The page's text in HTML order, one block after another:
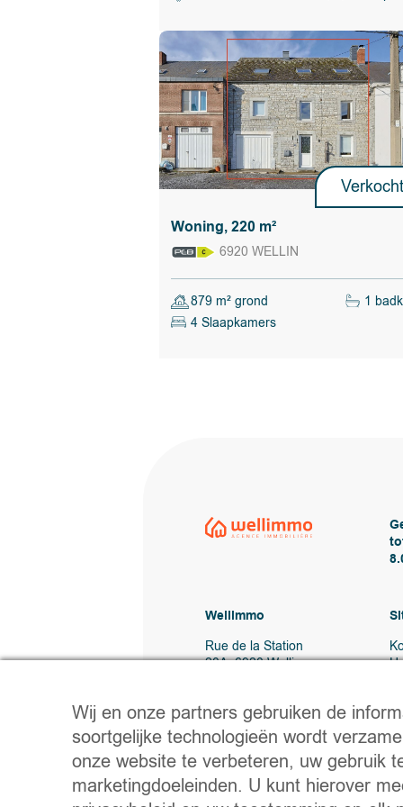
- beschikbaar vanaf 1 juni 2026.
- bod uitbrengen vanaf 330.000,00 euro.
De verkopende eigenaar van het onroerend
volledige vrijheid en autonomie om te beslissen
onroerend goed al dan niet wil verkopen. Als hij
verkopen, is hij geenszins verplicht het hoogste
accepteren, maar kiest hij het bod dat hem het
op basis van zijn eigen criteria (bedrag van het
opschortende voorwaarden, termijn voor
De registratierechten berekenen
Verkocht
Woning, 220 m²
6920 WELLIN
879 m² grond
1
4 Slaapkamers
Wellimmo
Rue de la Station
20A, 6920 Wellin
Vente@wellimmo.be
Wij en onze partners gebruiken de
soortgelijke technologieën wordt
onze website te verbeteren, uw gebruik
marketingdoeleinden. U kunt hierover